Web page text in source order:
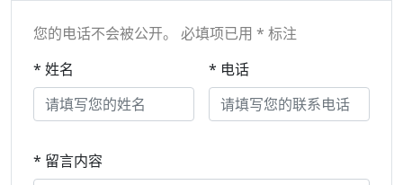
您的电话不会被公开。 必填项已用 * 标注
* 姓名
* 电话
* 留言内容